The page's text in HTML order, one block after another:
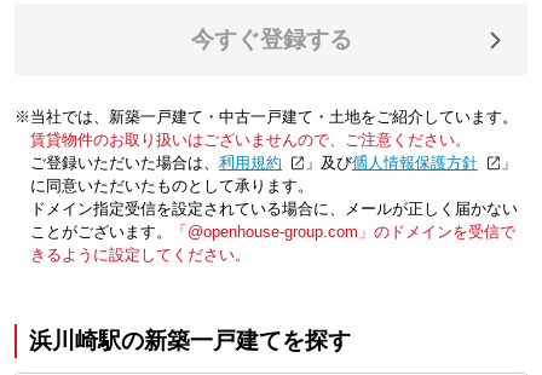
今すぐ登録する
※当社では、新築一戸建て・中古一戸建て・土地をご紹介しています。
賃貸物件のお取り扱いはございませんので、ご注意ください。
ご登録いただいた場合は、「利用規約 」及び「個人情報保護方針
」
に同意いただいたものとして承ります。
ドメイン指定受信を設定されている場合に、メールが正しく届かない
ことがございます。
「@openhouse-group.com」のドメインを受信で
きるように設定してください。
浜川崎駅の新築一戸建てを探す